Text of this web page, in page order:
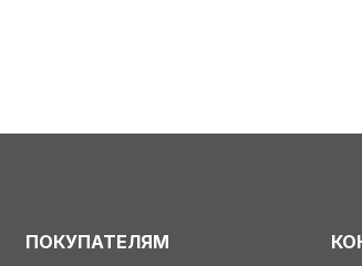
ПОКУПАТЕЛЯМ